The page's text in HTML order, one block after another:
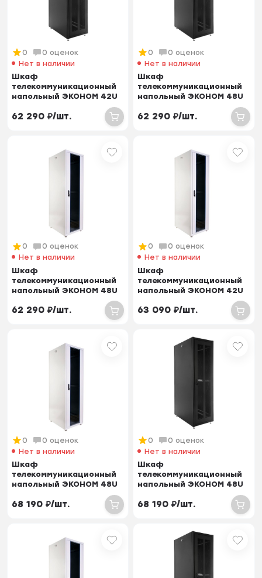
0
0 оценок
Нет в наличии
Шкаф
телекоммуникационный
напольный ЭКОНОМ 42U
перфорирован...
62 290 ₽/шт.
0
0 оценок
Нет в наличии
Шкаф
телекоммуникационный
напольный ЭКОНОМ 48U
перфорирован...
62 290 ₽/шт.
0
0 оценок
Нет в наличии
Шкаф
телекоммуникационный
напольный ЭКОНОМ 48U
перфорирован...
62 290 ₽/шт.
0
0 оценок
Нет в наличии
Шкаф
телекоммуникационный
напольный ЭКОНОМ 42U
стекло, двер...
63 090 ₽/шт.
0
0 оценок
Нет в наличии
Шкаф
телекоммуникационный
напольный ЭКОНОМ 48U
перфорирован...
68 190 ₽/шт.
0
0 оценок
Нет в наличии
Шкаф
телекоммуникационный
напольный ЭКОНОМ 48U
перфорирован...
68 190 ₽/шт.